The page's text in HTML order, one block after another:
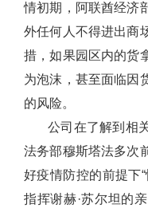
情初期，阿联酋经济
外任何人不得进出商
措，如果园区内的货
为泡沫，甚至面临因
的风险。
公司在了解到相关
法务部穆斯塔法多次
好疫情防控的前提下
指挥谢赫·苏尔坦的